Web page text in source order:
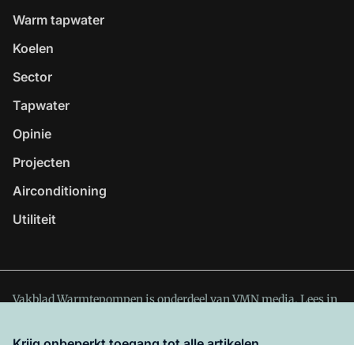
Warm tapwater
Koelen
Sector
Tapwater
Opinie
Projecten
Airconditioning
Utiliteit
Vakblad Warmtepompen is onderdeel van VMN media. Lees in
deze site zijn de volgende regelingen van toepassing: